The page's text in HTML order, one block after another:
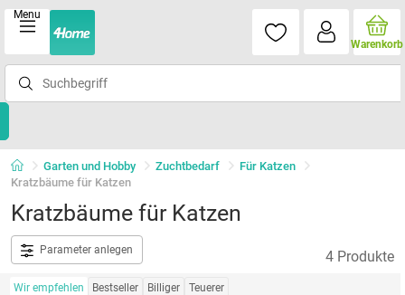
Menu
Warenkorb
Garten und Hobby Zuchtbedarf
Für Katzen
Kratzbäume für Katzen
Kratzbäume für Katzen
Parameter anlegen 4 Produkte
Wir empfehlen Bestseller Billiger Teuerer